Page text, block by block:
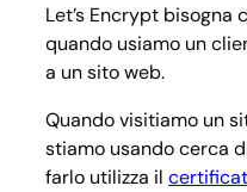
Let’s Encrypt
quando usiamo un
a un sito web.
Quando visitiamo un
stiamo usando cerca
farlo utilizza il